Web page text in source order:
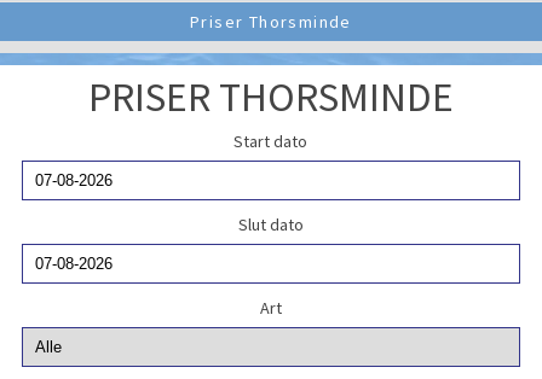
Priser Thorsminde
PRISER THORSMINDE
Start dato
Slut dato
Art